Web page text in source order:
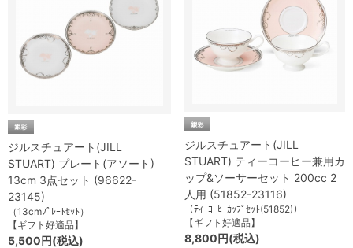
ジルスチュアート(JILL
STUART) プレート(アソート)
13cm 3点セット (96622-
23145)
（13cmﾌﾟﾚｰﾄｾｯﾄ）
【ギフト好適品】
5,500円(税込)
ジルスチュアート(JILL
STUART) ティーコーヒー兼用カ
ップ&ソーサーセット 200cc 2
人用 (51852-23116)
（ﾃｨｰｺｰﾋｰｶｯﾌﾟｾｯﾄ(51852)）
【ギフト好適品】
8,800円(税込)